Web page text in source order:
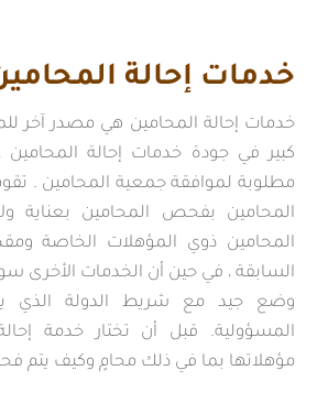
خدمات إحالة
خدمات إحالة المحامين هي مصدر آخر
كبير في جودة خدمات إحالة المحامين
مطلوبة لموافقة جمعية المحامين .
المحامين بفحص المحامين بعناية
المحامين ذوي المؤهلات الخاصة
السابقة ، في حين أن الخدمات الأخرى
وضع جيد مع شريط الدولة الذي
المسؤولية. قبل أن تختار خدمة
مؤهلاتها بما في ذلك محامٍ وكيف يتم